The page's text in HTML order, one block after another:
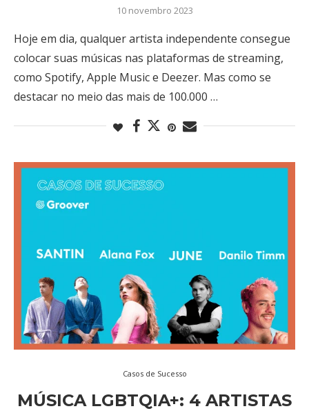
10 novembro 2023
Hoje em dia, qualquer artista independente consegue
colocar suas músicas nas plataformas de streaming,
como Spotify, Apple Music e Deezer. Mas como se
destacar no meio das mais de 100.000 …
Casos de Sucesso
MÚSICA LGBTQIA+: 4 ARTISTAS